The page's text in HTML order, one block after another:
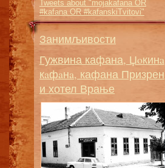
Tweets about "mojakafana OR
#kafana OR #kafanskiTvitovi"
Занимљивости
Гужвина кафана, Џoкинa
кaфaнa, кафана Призрен
и хотел Врање